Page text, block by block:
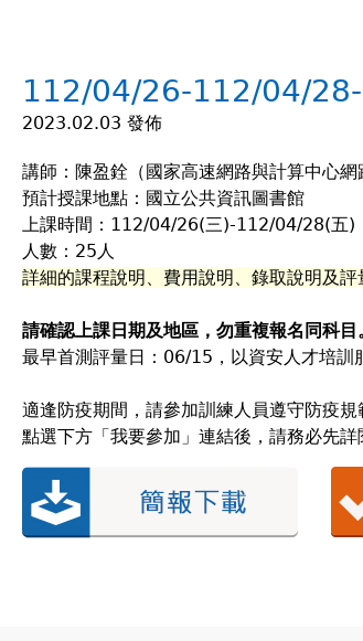
這
112/04/26-112/04/
2023.02.03 發佈
講師：陳盈銓（國家高速網路與計算中心網
預計授課地點：國立公共資訊圖書館
上課時間：112/04/26(三)-112/04/28(五
人數：25人
詳細的課程說明、費用說明、錄取說明及
請確認上課日期及地區，勿重複報名同科目
最早首測評量日：06/15，以資安人才培訓
適逢防疫期間，請參加訓練人員遵守防疫
點選下方「我要參加」連結後，請務必先